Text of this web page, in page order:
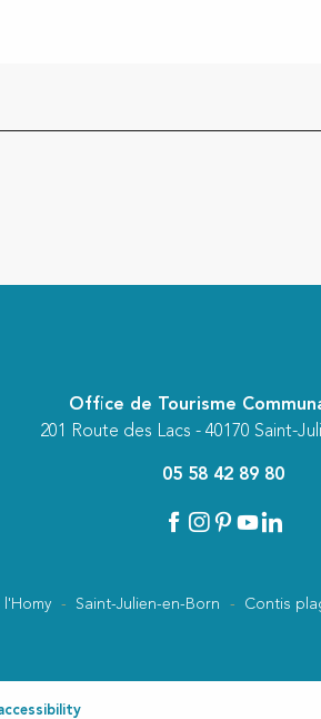
Office de Tourisme
201 Route des Lacs - 40170 Saint-
05 58 42 89 80
l'Homy Saint-Julien-en-Born Contis